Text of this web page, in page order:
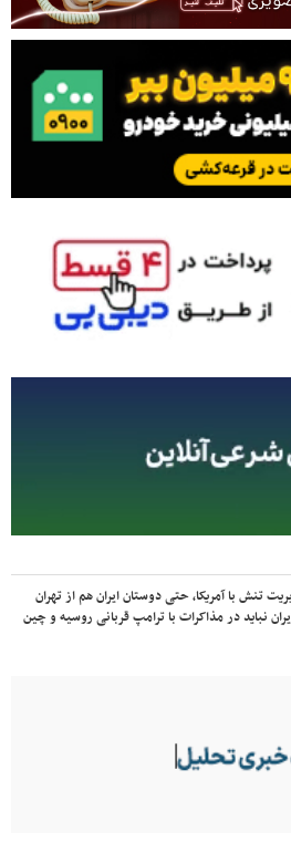
تنش با آمریکا، حتی دوستان ایران هم از تهران
نباید در مذاکرات با ترامپ قربانی روسیه و چین